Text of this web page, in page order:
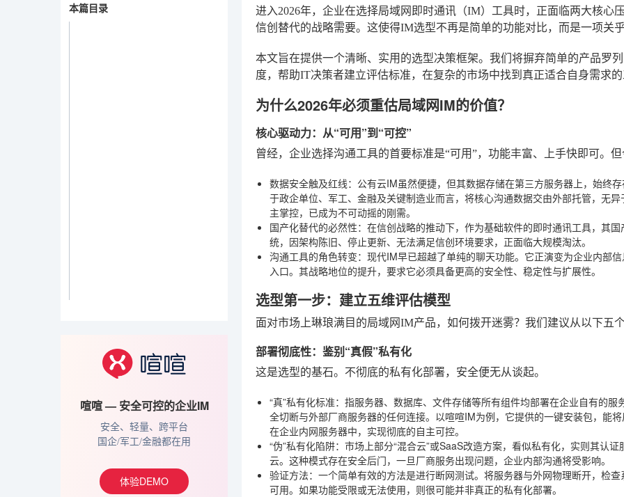
本篇目录
喧喧 — 安全可控的企业IM
安全、轻量、跨平台
国企/军工/金融都在用
体验DEMO
进入2026年，企业在选择局域网即时通讯（IM）工具时，正面临两大核心
信创替代的战略需要。这使得IM选型不再是简单的功能对比，而是一项关
本文旨在提供一个清晰、实用的选型决策框架。我们将摒弃简单的产品罗
度，帮助IT决策者建立评估标准，在复杂的市场中找到真正适合自身需求
为什么2026年必须重估局域网IM的价值？
核心驱动力：从“可用”到“可控”
曾经，企业选择沟通工具的首要标准是“可用”，功能丰富、上手快即可。
数据安全触及红线：公有云IM虽然便捷，但其数据存储在第三方服务器上，始终
于政企单位、军工、金融及关键制造业而言，将核心沟通数据交由外部托管，无
主掌控，已成为不可动摇的刚需。
国产化替代的必然性：在信创战略的推动下，作为基础软件的即时通讯工具，其
统，因架构陈旧、停止更新、无法满足信创环境要求，正面临大规模淘汰。
沟通工具的角色转变：现代IM早已超越了单纯的聊天功能。它正演变为企业内部
入口。其战略地位的提升，要求它必须具备更高的安全性、稳定性与扩展性。
选型第一步：建立五维评估模型
面对市场上琳琅满目的局域网IM产品，如何拨开迷雾？我们建议从以下五
部署彻底性：鉴别“真假”私有化
这是选型的基石。不彻底的私有化部署，安全便无从谈起。
“真”私有化标准：指服务器、数据库、文件存储等所有组件均部署在企业自有的
全切断与外部厂商服务器的任何连接。以喧喧IM为例，它提供的一键安装包，能
在企业内网服务器中，实现彻底的自主可控。
“伪”私有化陷阱：市场上部分“混合云”或SaaS改造方案，看似私有化，实则其认
云。这种模式存在安全后门，一旦厂商服务出现问题，企业内部沟通将受影响。
验证方法：一个简单有效的方法是进行断网测试。将服务器与外网物理断开，检
可用。如果功能受限或无法使用，则很可能并非真正的私有化部署。